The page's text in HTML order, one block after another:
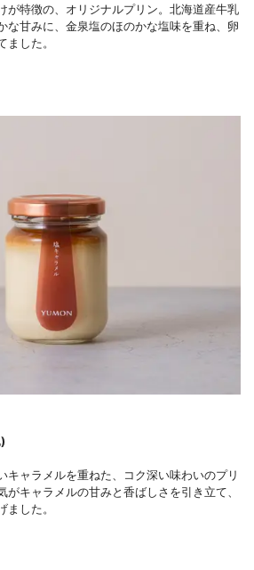
が特徴の、オリジナルプリン。北海道産牛乳
な甘みに、金泉塩のほのかな塩味を重ね、卵
ました。
キャラメルを重ねた、コク深い味わいのプリ
がキャラメルの甘みと香ばしさを引き立て、
した。